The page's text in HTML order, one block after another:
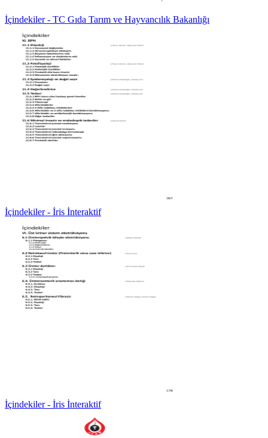
İçindekiler - TC Gıda Tarım ve Hayvancılık Bakanlığı
İçindekiler - İris İnteraktif
İçindekiler - İris İnteraktif